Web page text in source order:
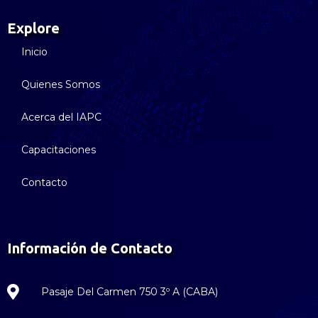
Explore
Inicio
Quienes Somos
Acerca del IAPC
Capacitaciones
Contacto
Información de Contacto
Pasaje Del Carmen 750 3º A (CABA)